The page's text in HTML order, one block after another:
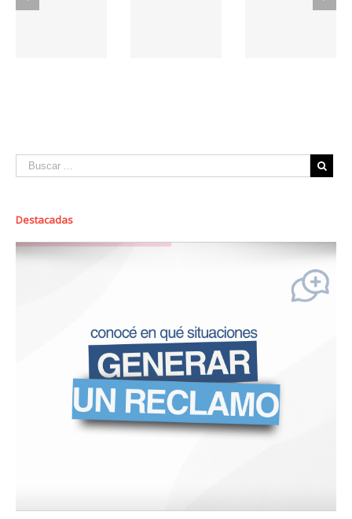
Informes GCC
Destacadas